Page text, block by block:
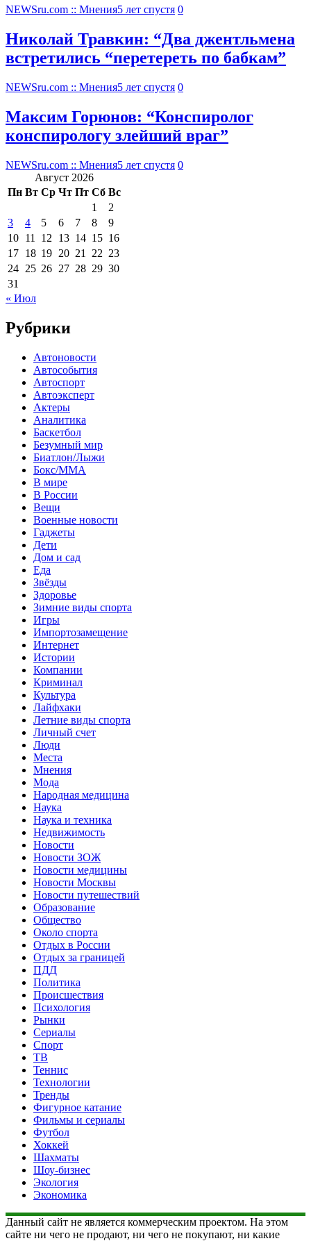
NEWSru.com :: Мнения5 лет спустя 0
Николай Травкин: “Два джентльмена
встретились “перетереть по бабкам”
NEWSru.com :: Мнения5 лет спустя 0
Максим Горюнов: “Конспиролог
конспирологу злейший враг”
NEWSru.com :: Мнения5 лет спустя 0
Август 2026
Пн Вт Ср Чт Пт Сб Вс
1
2
3
4 5 6 7 8
9
10 11 12 13 14 15 16
17 18 19 20 21 22 23
24 25 26 27 28 29 30
31
« Июл
Рубрики
Автоновости
Автособытия
Автоспорт
Автоэксперт
Актеры
Аналитика
Баскетбол
Безумный мир
Биатлон/Лыжи
Бокс/MMA
В мире
В России
Вещи
Военные новости
Гаджеты
Дети
Дом и сад
Еда
Звёзды
Здоровье
Зимние виды спорта
Игры
Импортозамещение
Интернет
Истории
Компании
Криминал
Культура
Лайфхаки
Летние виды спорта
Личный счет
Люди
Места
Мнения
Мода
Народная медицина
Наука
Наука и техника
Недвижимость
Новости
Новости ЗОЖ
Новости медицины
Новости Москвы
Новости путешествий
Образование
Общество
Около спорта
Отдых в России
Отдых за границей
ПДД
Политика
Происшествия
Психология
Рынки
Сериалы
Спорт
ТВ
Теннис
Технологии
Тренды
Фигурное катание
Фильмы и сериалы
Футбол
Хоккей
Шахматы
Шоу-бизнес
Экология
Экономика
Данный сайт не является коммерческим проектом. На этом
сайте ни чего не продают, ни чего не покупают, ни какие